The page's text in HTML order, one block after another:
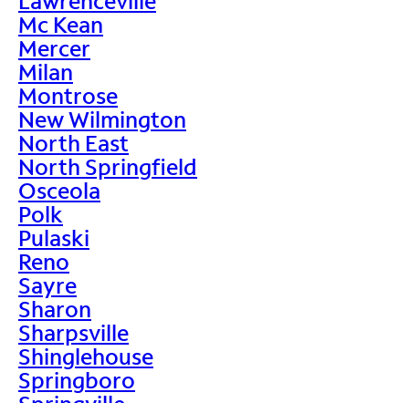
Mc Kean
Mercer
Milan
Montrose
New Wilmington
North East
North Springfield
Osceola
Polk
Pulaski
Reno
Sayre
Sharon
Sharpsville
Shinglehouse
Springboro